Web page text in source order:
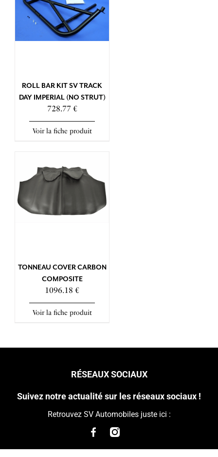
ROLL BAR KIT SV TRACK
DAY IMPERIAL (NO STRUT)
728.77 €
Voir la fiche produit
TONNEAU COVER CARBON
COMPOSITE
1096.18 €
Voir la fiche produit
RÉSEAUX SOCIAUX
Suivez notre actualité sur les réseaux sociaux !
Retrouvez SV Automobiles juste ici :